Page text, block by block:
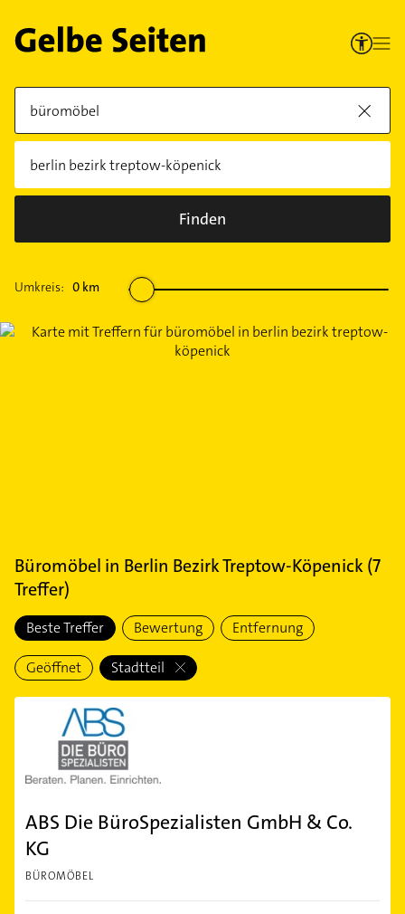
Finden
Umkreis: 0 km
Büromöbel in Berlin Bezirk Treptow-Köpenick(7
Treffer)
Beste Treffer Bewertung Entfernung
Geöffnet Stadtteil
ABS Die BüroSpezialisten GmbH & Co.
KG
BÜROMÖBEL